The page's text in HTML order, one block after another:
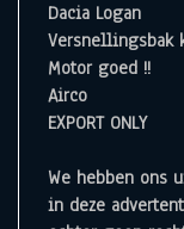
Dacia Logan
Versnellingsbak
Motor goed !!
Airco
EXPORT ONLY
We hebben ons
in deze